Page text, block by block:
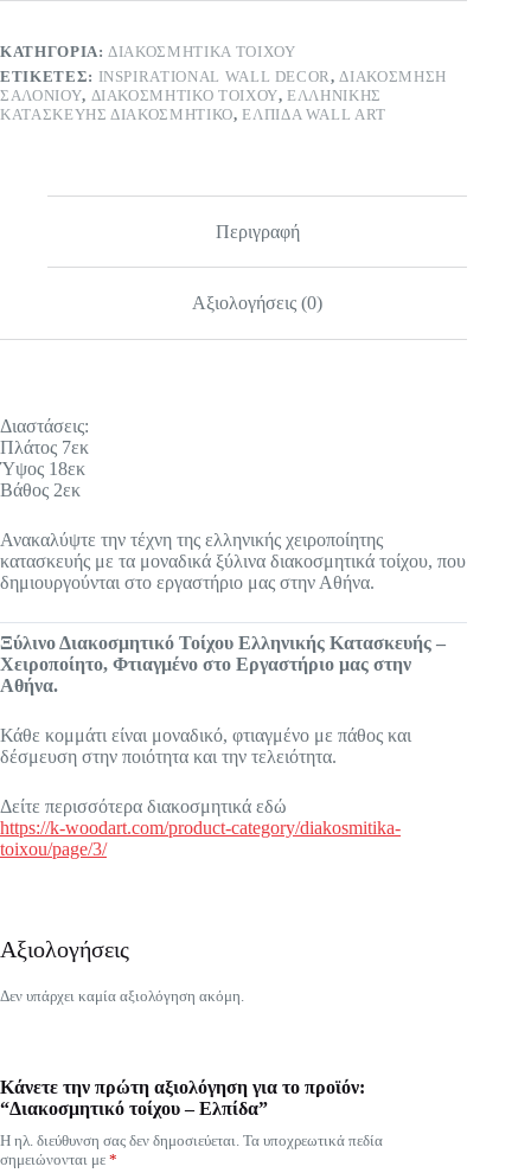
ΚΑΤΗΓΟΡΊΑ: ΔΙΑΚΟΣΜΗΤΙΚΆ ΤΟΊΧΟΥ
ΕΤΙΚΈΤΕΣ: INSPIRATIONAL WALL DECOR, ΔΙΑΚΌΣΜΗΣΗ
ΣΑΛΟΝΙΟΎ, ΔΙΑΚΟΣΜΗΤΙΚΌ ΤΟΊΧΟΥ,ΕΛΛΗΝΙΚΉΣ
ΚΑΤΑΣΚΕΥΉΣ ΔΙΑΚΟΣΜΗΤΙΚΌ,ΕΛΠΊΔΑ WALL ART
Περιγραφή
Αξιολογήσεις (0)
Διαστάσεις:
Πλάτος 7εκ
Ύψος 18εκ
Βάθος 2εκ
Ανακαλύψτε την τέχνη της ελληνικής χειροποίητης
κατασκευής με τα μοναδικά ξύλινα διακοσμητικά τοίχου, που
δημιουργούνται στο εργαστήριο μας στην Αθήνα.
Ξύλινο Διακοσμητικό Τοίχου Ελληνικής Κατασκευής –
Χειροποίητο, Φτιαγμένο στο Εργαστήριο μας στην
Αθήνα.
Κάθε κομμάτι είναι μοναδικό, φτιαγμένο με πάθος και
δέσμευση στην ποιότητα και την τελειότητα.
Δείτε περισσότερα διακοσμητικά εδώ
https://k-woodart.com/product-category/diakosmitika-
toixou/page/3/
Αξιολογήσεις
Δεν υπάρχει καμία αξιολόγηση ακόμη.
Κάνετε την πρώτη αξιολόγηση για το προϊόν:
“Διακοσμητικό τοίχου – Ελπίδα”
Η ηλ. διεύθυνση σας δεν δημοσιεύεται. Τα υποχρεωτικά πεδία
σημειώνονται με *